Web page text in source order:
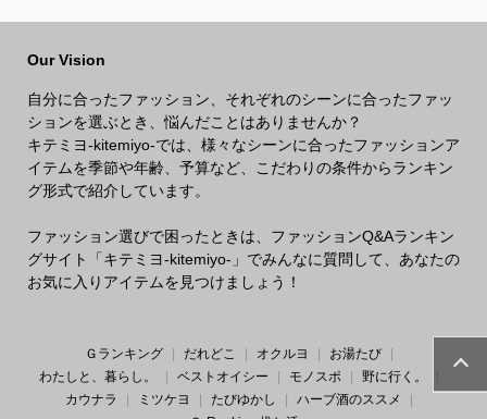
Our Vision
自分に合ったファッション、それぞれのシーンに合ったファッ
ションを選ぶとき、悩んだことはありませんか？
キテミヨ-kitemiyo-では、様々なシーンに合ったファッションア
イテムを季節や年齢、予算など、こだわりの条件からランキン
グ形式で紹介しています。
ファッション選びで困ったときは、ファッションQ&Aランキン
グサイト「キテミヨ-kitemiyo-」でみんなに質問して、あなたの
お気に入りアイテムを見つけましょう！
Ｇランキング だれどこ オクルヨ
お湯たび
わたしと、暮らし。
ベストオイシー モノスポ
野に行く。
カウナラ
ミツケヨ たびゆかし
ハーブ酒のススメ